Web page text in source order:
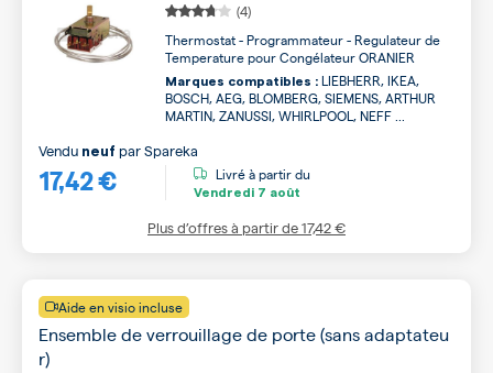
(4)
Thermostat - Programmateur - Regulateur de
Temperature pour Congélateur ORANIER
Marques compatibles : LIEBHERR, IKEA,
BOSCH, AEG, BLOMBERG, SIEMENS, ARTHUR
MARTIN, ZANUSSI, WHIRLPOOL, NEFF ...
17,42 €
Vendu neuf parSpareka
Livré à partir du
Vendredi 7 août
Plus d’offres à partir de17,42 €
Aide en visio incluse
Ensemble de verrouillage de porte (sans adaptateu
r)